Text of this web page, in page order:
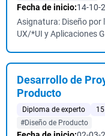
Fecha de inicio:14-10-
Asignatura: Diseño por
UX/*UI y Aplicaciones
Desarrollo de
Producto
Diploma de experto
#Diseño de Producto